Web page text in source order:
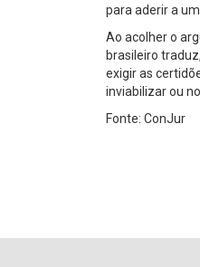
para aderir a
Ao acolher o
brasileiro
exigir as
inviabilizar ou
Fonte: ConJur